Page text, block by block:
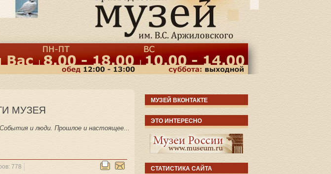
МУЗЕЯ
События и люди. Прошлое и настоящее...
778
МУЗЕЙ ВКОНТАКТЕ
ЭТО ИНТЕРЕСНО
СТАТИСТИКА САЙТА